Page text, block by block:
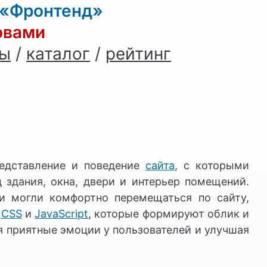
/ каталог / рейтинг
и поведение сайта, с которыми
здания, окна, двери и интерьер помещений.
могли комфортно перемещаться по сайту,
CSSиJavaScript, которые формируют облик и
эмоции у пользователей и улучшая